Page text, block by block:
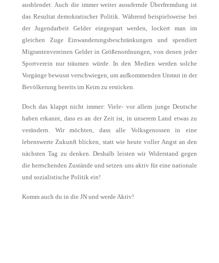
ausblendet. Auch die immer weiter ausufernde Überfremdung ist
das Resultat demokratischer Politik. Während beispielsweise bei
der Jugendarbeit Gelder eingespart werden, lockert man im
gleichen Zuge Einwanderungsbeschränkungen und spendiert
Migrantenvereinen Gelder in Größenordnungen, von denen jeder
Sportverein nur träumen würde. In den Medien werden solche
Vorgänge bewusst verschwiegen, um aufkommenden Unmut in der
Bevölkerung bereits im Keim zu ersticken.
Doch das klappt nicht immer: Viele- vor allem junge Deutsche
haben erkannt, dass es an der Zeit ist, in unserem Land etwas zu
verändern. Wir möchten, dass alle Volksgenossen in eine
lebenswerte Zukunft blicken, statt wie heute voller Angst an den
nächsten Tag zu denken. Deshalb leisten wir Widerstand gegen
die herrschenden Zustände und setzen uns aktiv für eine nationale
und sozialistische Politik ein!
Komm auch du in die JN und werde Aktiv!